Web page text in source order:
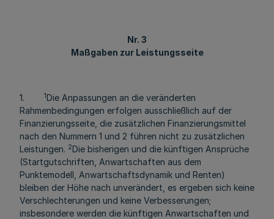
Nr. 3
Maßgaben zur Leistungsseite
1. 1Die Anpassungen an die veränderten
Rahmenbedingungen erfolgen ausschließlich auf der
Finanzierungsseite, die zusätzlichen Finanzierungsmittel
nach den Nummern 1 und 2 führen nicht zu zusätzlichen
Leistungen. 2Die bisherigen und die künftigen Ansprüche
(Startgutschriften, Anwartschaften aus dem
Punktemodell, Anwartschaftsdynamik und Renten)
bleiben der Höhe nach unverändert, es ergeben sich keine
Verschlechterungen und keine Verbesserungen;
insbesondere werden die künftigen Anwartschaften und